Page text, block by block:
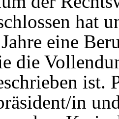
hat
eine
die
ist.
in